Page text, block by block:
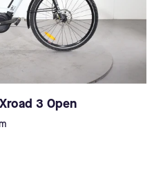
3 Open